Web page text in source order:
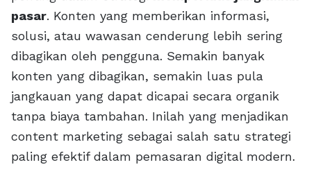
pasar. Konten yang memberikan informasi,
solusi, atau wawasan cenderung lebih sering
dibagikan oleh pengguna. Semakin banyak
konten yang dibagikan, semakin luas pula
jangkauan yang dapat dicapai secara organik
tanpa biaya tambahan. Inilah yang menjadikan
content marketing sebagai salah satu strategi
paling efektif dalam pemasaran digital modern.